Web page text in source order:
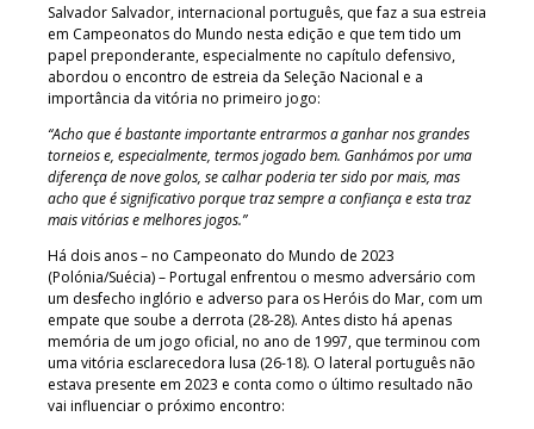
Salvador Salvador, internacional português, que faz a sua estreia
em Campeonatos do Mundo nesta edição e que tem tido um
papel preponderante, especialmente no capítulo defensivo,
abordou o encontro de estreia da Seleção Nacional e a
importância da vitória no primeiro jogo:
“Acho que é bastante importante entrarmos a ganhar nos grandes
torneios e, especialmente, termos jogado bem. Ganhámos por uma
diferença de nove golos, se calhar poderia ter sido por mais, mas
acho que é significativo porque traz sempre a confiança e esta traz
mais vitórias e melhores jogos.”
Há dois anos – no Campeonato do Mundo de 2023
(Polónia/Suécia) – Portugal enfrentou o mesmo adversário com
um desfecho inglório e adverso para os Heróis do Mar, com um
empate que soube a derrota (28-28). Antes disto há apenas
memória de um jogo oficial, no ano de 1997, que terminou com
uma vitória esclarecedora lusa (26-18). O lateral português não
estava presente em 2023 e conta como o último resultado não
vai influenciar o próximo encontro: